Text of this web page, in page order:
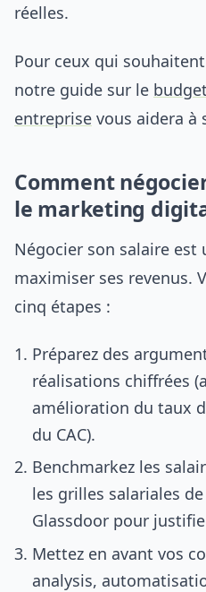
réelles.
Pour ceux qui
notre guide sur le
entreprise vous aidera à
Comment
le marketing
Négocier son salaire est
maximiser ses revenus.
cinq étapes :
Préparez des
réalisations chiffrées
amélioration du taux
du CAC).
Benchmarkez les
les grilles salariales
Glassdoor pour
Mettez en avant vos
analysis,